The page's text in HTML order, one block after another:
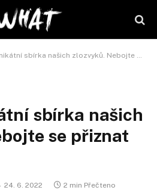
sbírka našich zlozvyků. Nebojte se přiznat ten svůj!
sbírka našich
se přiznat
24. 6. 2022 2 min Přečteno